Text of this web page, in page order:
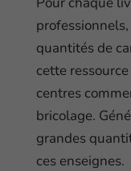
quantités de
cette
centres
bricolage.
grandes
ces enseignes.